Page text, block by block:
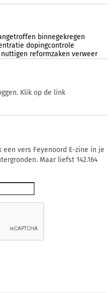
binnegekregen
dopingcontrole
nuttigen reformzaken verweer
Klik op de link
vers Feyenoord E-zine in je
Maar liefst 142.164